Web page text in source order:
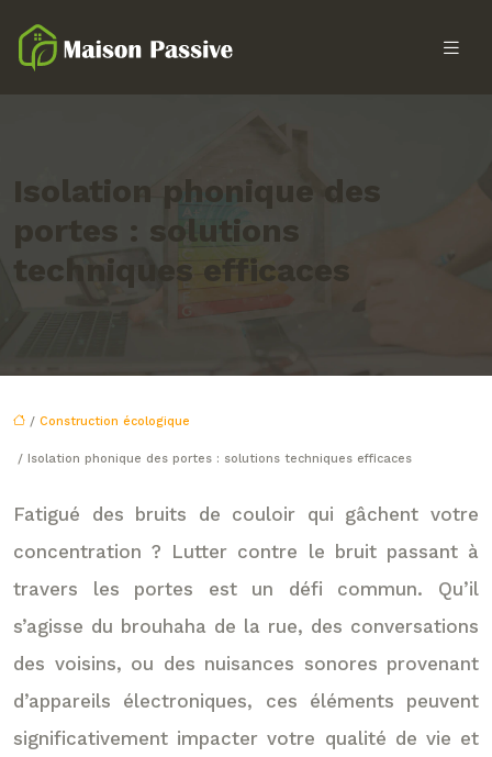
Isolation phonique des
portes : solutions
techniques efficaces
/ Construction écologique
/ Isolation phonique des portes : solutions techniques efficaces
Fatigué des bruits de couloir qui gâchent votre
concentration ? Lutter contre le bruit passant à
travers les portes est un défi commun. Qu’il
s’agisse du brouhaha de la rue, des conversations
des voisins, ou des nuisances sonores provenant
d’appareils électroniques, ces éléments peuvent
significativement impacter votre qualité de vie et